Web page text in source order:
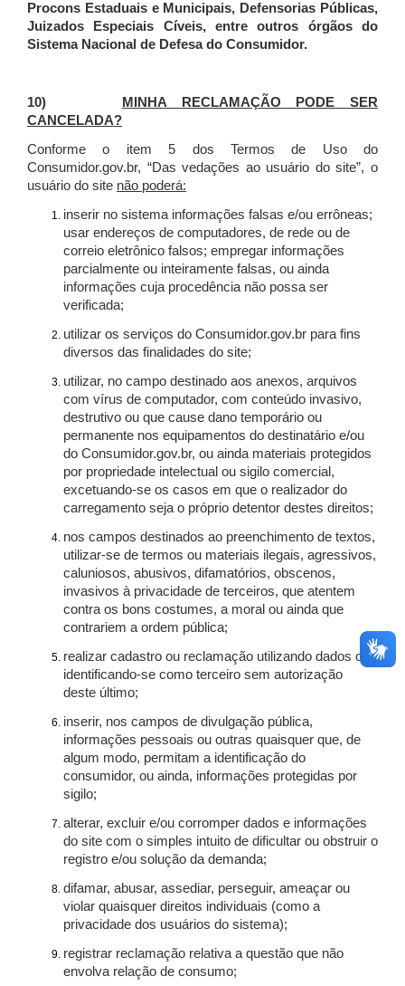
Procons Estaduais e Municipais, Defensorias Públicas,
Juizados Especiais Cíveis, entre outros órgãos do
Sistema Nacional de Defesa do Consumidor.
10)
MINHA RECLAMAÇÃO PODE SER
CANCELADA?
Conforme o item 5 dos Termos de Uso do
Consumidor.gov.br, “Das vedações ao usuário do site”, o
usuário do site não poderá:
inserir no sistema informações falsas e/ou errôneas;
usar endereços de computadores, de rede ou de
correio eletrônico falsos; empregar informações
parcialmente ou inteiramente falsas, ou ainda
informações cuja procedência não possa ser
verificada;
utilizar os serviços do Consumidor.gov.br para fins
diversos das finalidades do site;
utilizar, no campo destinado aos anexos, arquivos
com vírus de computador, com conteúdo invasivo,
destrutivo ou que cause dano temporário ou
permanente nos equipamentos do destinatário e/ou
do Consumidor.gov.br, ou ainda materiais protegidos
por propriedade intelectual ou sigilo comercial,
excetuando-se os casos em que o realizador do
carregamento seja o próprio detentor destes direitos;
nos campos destinados ao preenchimento de textos,
utilizar-se de termos ou materiais ilegais, agressivos,
caluniosos, abusivos, difamatórios, obscenos,
invasivos à privacidade de terceiros, que atentem
contra os bons costumes, a moral ou ainda que
contrariem a ordem pública;
realizar cadastro ou reclamação utilizando dados ou
identificando-se como terceiro sem autorização
deste último;
inserir, nos campos de divulgação pública,
informações pessoais ou outras quaisquer que, de
algum modo, permitam a identificação do
consumidor, ou ainda, informações protegidas por
sigilo;
alterar, excluir e/ou corromper dados e informações
do site com o simples intuito de dificultar ou obstruir o
registro e/ou solução da demanda;
difamar, abusar, assediar, perseguir, ameaçar ou
violar quaisquer direitos individuais (como a
privacidade dos usuários do sistema);
registrar reclamação relativa a questão que não
envolva relação de consumo;